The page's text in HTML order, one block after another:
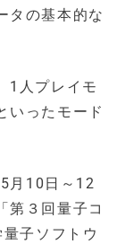
タの基本的な
1人プレイモ
いったモード
月10日～12
第３回量子コ
子ソフトウ